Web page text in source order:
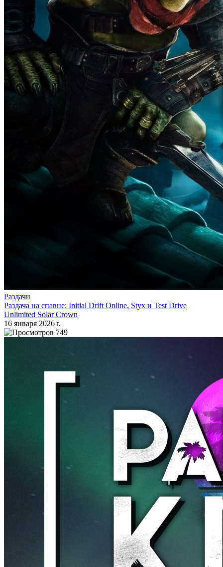
Раздачи
Раздача на спавне: Initial Drift Online, Styx и Test Drive
Unlimited Solar Crown
16 января 2026 г.
749